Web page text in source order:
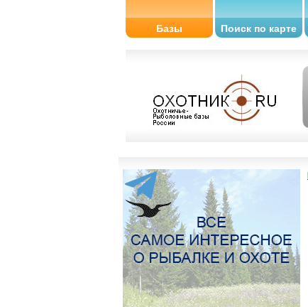
Базы Поиск по карте